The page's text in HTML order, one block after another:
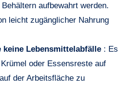
aufbewahrt werden.
leicht zugänglicher Nahrung
keine Lebensmittelabfälle: Es
oder Essensreste auf
der Arbeitsfläche zu